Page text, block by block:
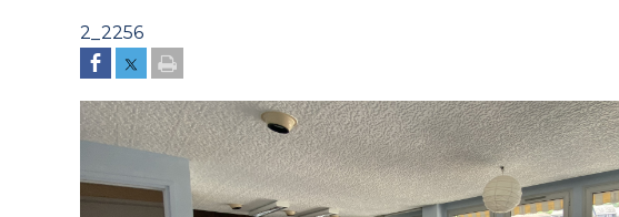
2_2256